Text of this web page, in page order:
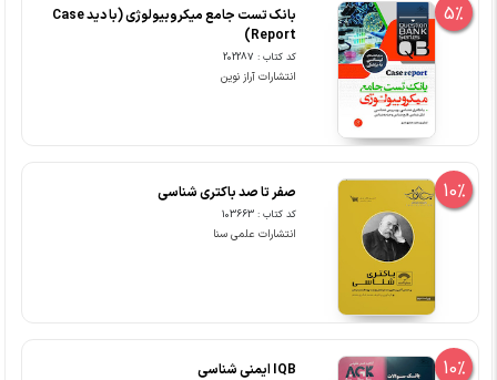
5%
بانک تست جامع میکروبیولوژی (با دید Case
Report)
کد کتاب : 202287
انتشارات آراز نوین
10% صفر تا صد باکتری شناسی
کد کتاب : 103663
انتشارات علمی سنا
10% IQB ایمنی شناسی